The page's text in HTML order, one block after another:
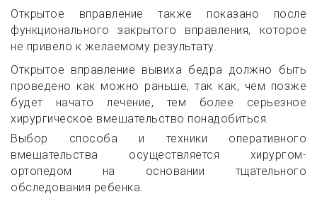
Открытое вправление также показано после
функционального закрытого вправления, которое
не привело к желаемому результату.
Открытое вправление вывиха бедра должно быть
проведено как можно раньше, так как, чем позже
будет начато лечение, тем более серьезное
хирургическое вмешательство понадобиться.
Выбор способа и техники оперативного
вмешательства осуществляется хирургом-
ортопедом на основании тщательного
обследования ребенка.